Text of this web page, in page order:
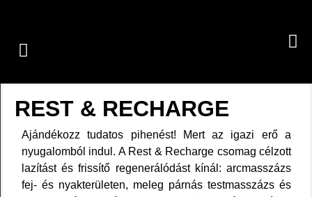
REST & RECHARGE
Ajándékozz tudatos pihenést! Mert az igazi erő a
nyugalomból indul. A Rest & Recharge csomag célzott
lazítást és frissítő regenerálódást kínál: arcmasszázs
fej- és nyakterületen, meleg párnás testmasszázs és